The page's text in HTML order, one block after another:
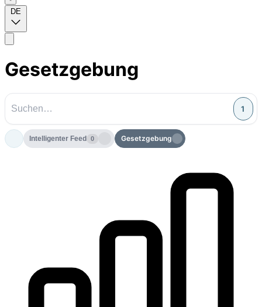
DE
Gesetzgebung
1
Intelligenter Feed 0 Gesetzgebung